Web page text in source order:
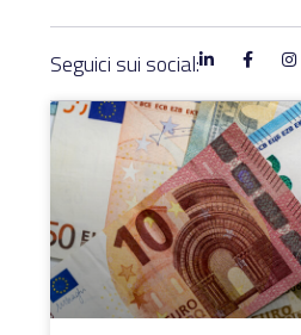
Seguici sui social: